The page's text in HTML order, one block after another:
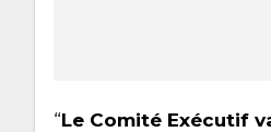
“Le Comité Exécutif